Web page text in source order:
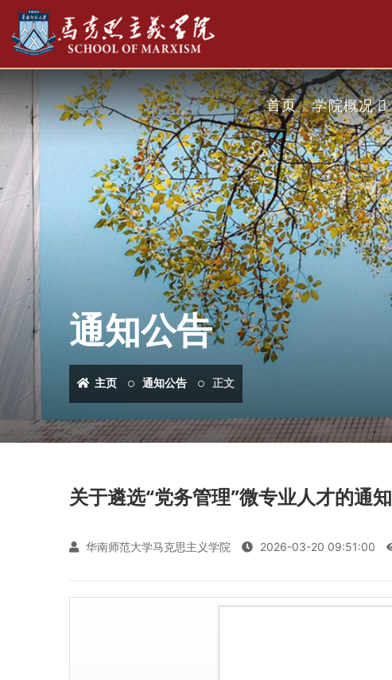
首页 学院概况
通知公告
主页 通知公告 正文
关于遴选“党务管理”微专业人才的通知
华南师范大学马克思主义学院 2026-03-20 09:51:00